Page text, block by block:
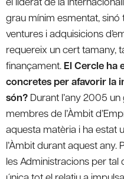
grau mínim esmentat,
ventures i adquisicions
requereix un cert tamany,
finançament. El Cercle ha
concretes per afavorir la
són? Durant l’any 2005
membres de l’Àmbit
aquesta matèria i ha estat
l’Àmbit durant aquest any.
les Administracions per